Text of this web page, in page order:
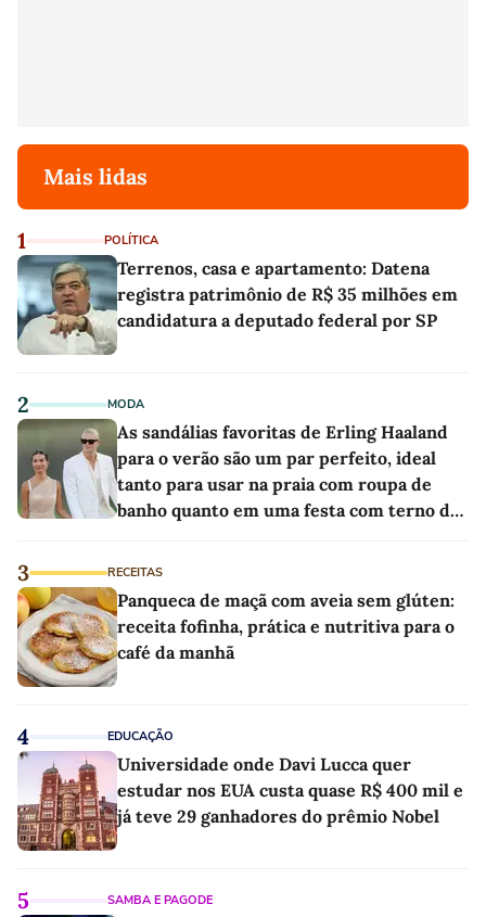
Mais lidas
1 POLÍTICA
Terrenos, casa e apartamento: Datena
registra patrimônio de R$ 35 milhões em
candidatura a deputado federal por SP
2 MODA
As sandálias favoritas de Erling Haaland
para o verão são um par perfeito, ideal
tanto para usar na praia com roupa de
banho quanto em uma festa com terno de
3 RECEITAS
Panqueca de maçã com aveia sem glúten:
receita fofinha, prática e nutritiva para o
café da manhã
4 EDUCAÇÃO
Universidade onde Davi Lucca quer
estudar nos EUA custa quase R$ 400 mil e
já teve 29 ganhadores do prêmio Nobel
5 SAMBA E PAGODE